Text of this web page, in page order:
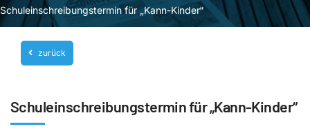
Themen
Blog
Unternehmen
Mediathek
Schuleinschreibungstermin für „Kann-Kinder“
zurück
Schuleinschreibungstermin für „Kann-Kinder“